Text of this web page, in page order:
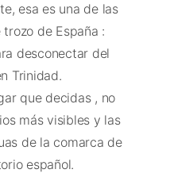
esa es una de las
de España :
desconectar del
Trinidad.
que decidas , no
más visibles y las
de la comarca de
español.